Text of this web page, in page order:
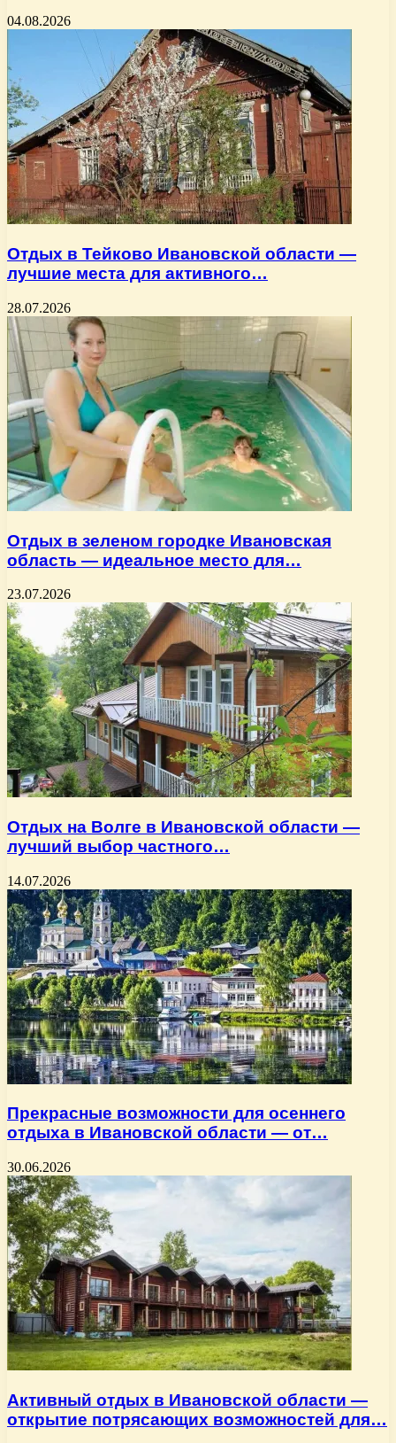
04.08.2026
Отдых в Тейково Ивановской области —
лучшие места для активного…
28.07.2026
Отдых в зеленом городке Ивановская
область — идеальное место для…
23.07.2026
Отдых на Волге в Ивановской области —
лучший выбор частного…
14.07.2026
Прекрасные возможности для осеннего
отдыха в Ивановской области — от…
30.06.2026
Активный отдых в Ивановской области —
открытие потрясающих возможностей для…